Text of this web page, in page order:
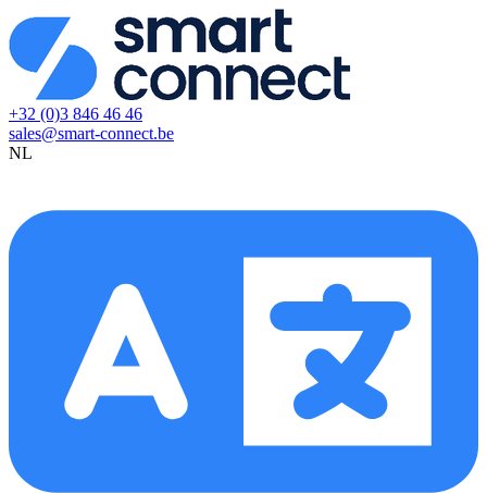
+32 (0)3 846 46 46
sales@smart-connect.be
NL